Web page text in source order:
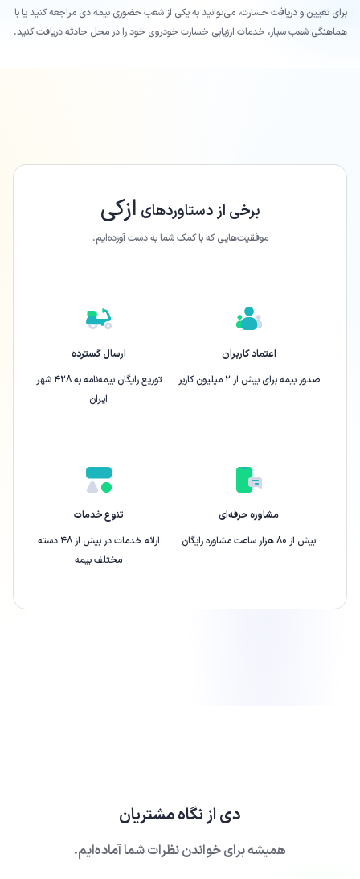
برای تعیین و دریافت خسارت، می‌توانید به یکی از شعب حضوری بیمهدی مراجعه کنید یا با
هماهنگی شعب سیار، خدمات ارزیابی خسارت خودروی خود را در محل حادثه دریافت کنید.
برخی از دستاورد‌های ازکی
موفقیت‌هایی که با کمک شما به دست آورده‌ایم.
اعتماد کاربران
صدور بیمه برای بیش از ۲ میلیون کاربر
ارسال گسترده
توزیع رایگان بیمه‌نامه به ۴۲۸ شهر
ایران
مشاوره حرفه‌ای
بیش از ۸۰ هزار ساعت مشاوره رایگان
تنوع خدمات
ارائه‌ خدمات در بیش از ۴۸ دسته
مختلف بیمه
دی از نگاه مشتریان
همیشه برای خواندن نظرات شما آماده‌ایم.